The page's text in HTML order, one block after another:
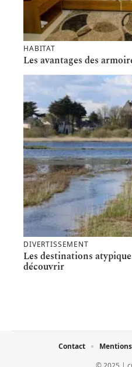
HABITAT
Les avantages des
DIVERTISSEMENT
Les destinations
découvrir
Contact